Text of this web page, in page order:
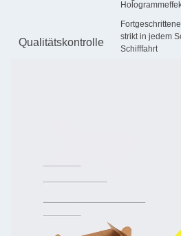
Qualitätskontrolle
strikt in jedem
Schifffahrt